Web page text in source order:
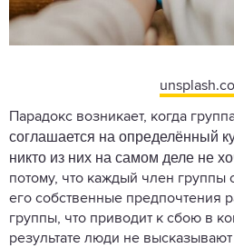
Парадокс возникает, когда
соглашается на определённый
никто из них на самом деле не
потому, что каждый член группы
его собственные предпочтения
группы, что приводит к сбою в
результате люди не